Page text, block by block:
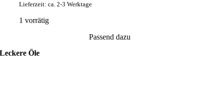
Lieferzeit: ca. 2-3 Werktage
1 vorrätig
Passend dazu
Leckere Öle